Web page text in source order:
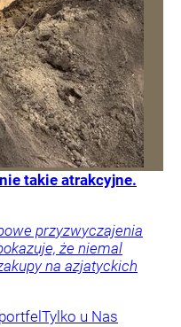
takie atrakcyjne.
przyzwyczajenia
że niemal
na azjatyckich
Tylko u Nas